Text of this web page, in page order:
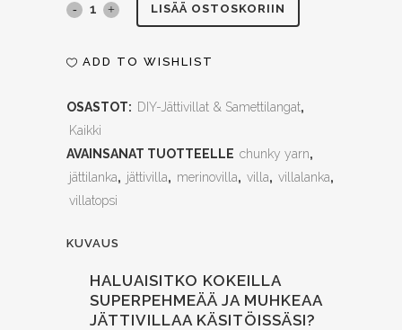
Jättivilla,
useita
quantity
LISÄÄ OSTOSKORIIN
ADD TO WISHLIST
OSASTOT: DIY-Jättivillat & Samettilangat,
Kaikki
AVAINSANAT TUOTTEELLE chunky yarn,
jättilanka, jättivilla, merinovilla, villa, villalanka,
villatopsi
KUVAUS
HALUAISITKO KOKEILLA
SUPERPEHMEÄÄ JA MUHKEAA
JÄTTIVILLAA KÄSITÖISSÄSI?